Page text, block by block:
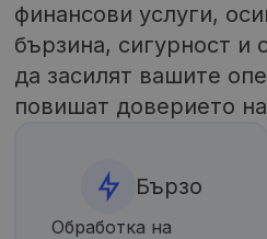
финансови услуги,
бързина, сигурност и
да засилят вашите
повишат доверието
Бързо
Обработка на